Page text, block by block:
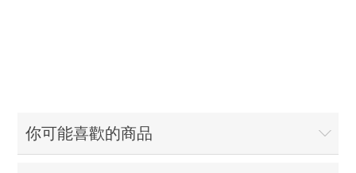
你可能喜歡的商品